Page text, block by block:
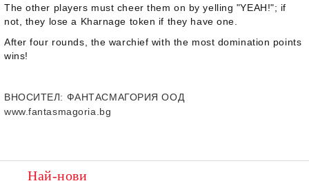
The other players must cheer them on by yelling "YEAH!"; if
not, they lose a Kharnage token if they have one.
After four rounds, the warchief with the most domination points
wins!
ВНОСИТЕЛ: ФАНТАСМАГОРИЯ ООД
www.fantasmagoria.bg
Най-нови